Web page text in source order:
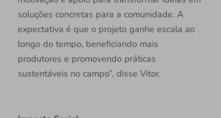
soluções concretas para a comunidade. A
expectativa é que o projeto ganhe escala ao
longo do tempo, beneficiando mais
produtores e promovendo práticas
sustentáveis no campo”, disse Vitor.